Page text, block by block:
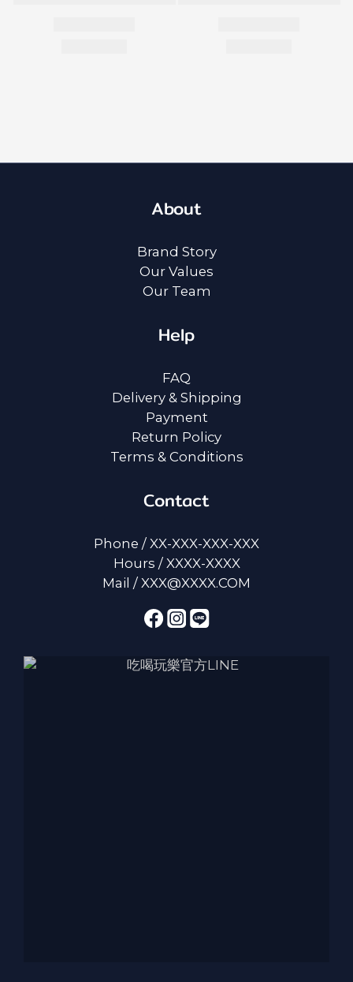
About
Brand Story
Our Values
Our Team
Help
FAQ
Delivery & Shipping
Payment
Return Policy
Terms & Conditions
Contact
Phone / XX-XXX-XXX-XXX
Hours / XXXX-XXXX
Mail / XXX@XXXX.COM